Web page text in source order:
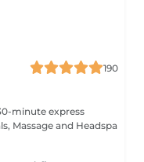
190
minute express
Massage and Headspa